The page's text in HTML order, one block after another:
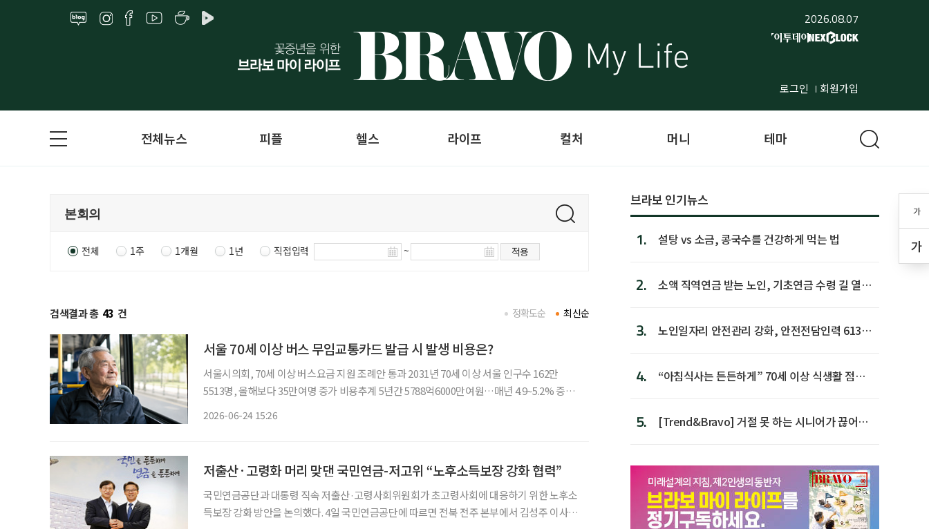
2026.08.07
로그인 회원가입
가
가
전체뉴스 피플 헬스 라이프 컬처 머니 테마
전체 1주 1개월 1년 직접입력 ~ 적용
검색결과 총 43 건 최신순
정확도순
서울 70세 이상 버스 무임교통카드 발급 시 발생 비용은?
서울시의회, 70세 이상 버스요금 지원 조례안 통과 2031년 70세 이상 서울 인구수 162만
5513명, 올해보다 35만여명 증가 비용추계 5년간 5788억6000만여원…매년 4.9~5.2% 증가
2026-06-24 15:26
저출산·고령화 머리 맞댄 국민연금-저고위 “노후소득보장 강화 협력”
국민연금공단과 대통령 직속 저출산·고령사회위원회가 초고령사회에 대응하기 위한 노후소
득보장 강화 방안을 논의했다. 4일 국민연금공단에 따르면 전북 전주 본부에서 김성주 이사장
브라보 인기뉴스
1. 설탕 vs 소금, 콩국수를 건강하게 먹는 법
2.
소액 직역연금 받는 노인, 기초연금 수령 길 열린
3.
노인일자리 안전관리 강화, 안전전담인력 613명
4.
“아침식사는 든든하게” 70세 이상 식생활 점수
5.
[Trend&Bravo] 거절 못 하는 시니어가 끊어야